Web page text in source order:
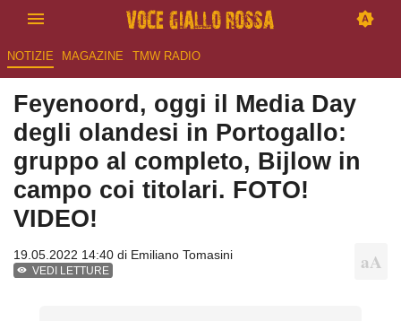
NOTIZIE MAGAZINE TMW RADIO
Feyenoord, oggi il Media Day
degli olandesi in Portogallo:
gruppo al completo, Bijlow in
campo coi titolari. FOTO!
VIDEO!
19.05.2022 14:40 di Emiliano Tomasini
VEDI LETTURE